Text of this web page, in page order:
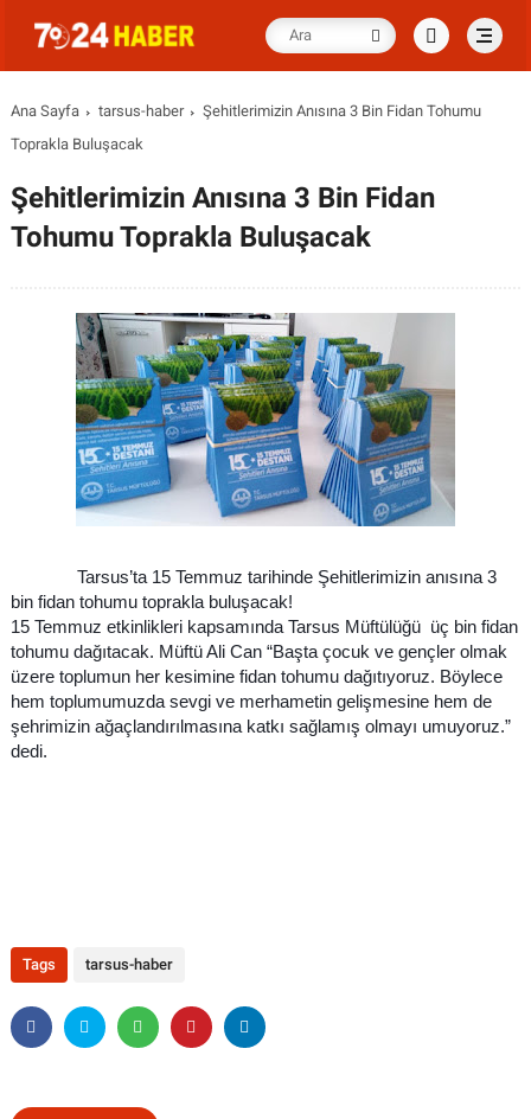
Ana Sayfa tarsus-haber
Şehitlerimizin Anısına 3 Bin Fidan Tohumu
Toprakla Buluşacak
Şehitlerimizin Anısına 3 Bin Fidan
Tohumu Toprakla Buluşacak
Tarsus’ta 15 Temmuz tarihinde Şehitlerimizin anısına 3
bin fidan tohumu toprakla buluşacak!
15 Temmuz etkinlikleri kapsamında Tarsus Müftülüğü üç bin fidan
tohumu dağıtacak. Müftü Ali Can “Başta çocuk ve gençler olmak
üzere toplumun her kesimine fidan tohumu dağıtıyoruz. Böylece
hem toplumumuzda sevgi ve merhametin gelişmesine hem de
şehrimizin ağaçlandırılmasına katkı sağlamış olmayı umuyoruz.”
dedi.
Tags tarsus-haber